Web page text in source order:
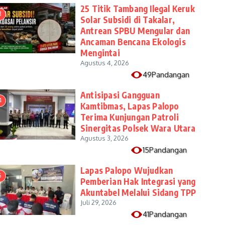
25 Titik Tambang Ilegal Keruk
Solar Subsidi di Takalar,
Antrean SPBU Mengular dan
Ancaman Bencana Ekologis
Mengintai
Agustus 4, 2026
49Pandangan
Antisipasi Gangguan
Kamtibmas, Lapas Palopo
Terima Kunjungan Patroli
Sinergitas Polsek Wara Utara
Agustus 3, 2026
15Pandangan
Lapas Palopo Wujudkan
Pemberian Hak Integrasi yang
Akuntabel Melalui Sidang TPP
Juli 29, 2026
41Pandangan